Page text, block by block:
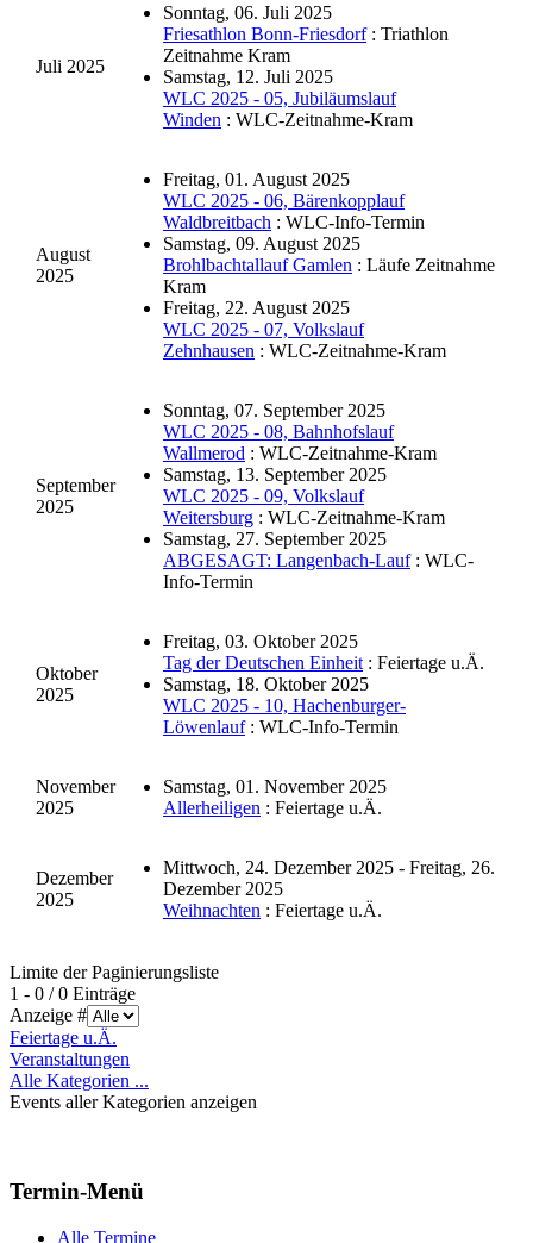
Juli 2025
Sonntag, 06. Juli 2025
Friesathlon Bonn-Friesdorf: Triathlon
Zeitnahme Kram
Samstag, 12. Juli 2025
WLC 2025 - 05, Jubiläumslauf
Winden : WLC-Zeitnahme-Kram
August
2025
Freitag, 01. August 2025
WLC 2025 - 06, Bärenkopplauf
Waldbreitbach : WLC-Info-Termin
Samstag, 09. August 2025
Brohlbachtallauf Gamlen : Läufe Zeitnahme
Kram
Freitag, 22. August 2025
WLC 2025 - 07, Volkslauf
Zehnhausen : WLC-Zeitnahme-Kram
September
2025
Sonntag, 07. September 2025
WLC 2025 - 08, Bahnhofslauf
Wallmerod : WLC-Zeitnahme-Kram
Samstag, 13. September 2025
WLC 2025 - 09, Volkslauf
Weitersburg : WLC-Zeitnahme-Kram
Samstag, 27. September 2025
ABGESAGT: Langenbach-Lauf: WLC-
Info-Termin
Oktober
2025
Freitag, 03. Oktober 2025
Tag der Deutschen Einheit : Feiertage u.Ä.
Samstag, 18. Oktober 2025
WLC 2025 - 10, Hachenburger-
Löwenlauf: WLC-Info-Termin
November
2025
Samstag, 01. November 2025
Allerheiligen : Feiertage u.Ä.
Dezember
2025
Mittwoch, 24. Dezember 2025 - Freitag, 26.
Dezember 2025
Weihnachten : Feiertage u.Ä.
Limite der Paginierungsliste
1 - 0 / 0 Einträge
Anzeige #
Feiertage u.Ä.
Veranstaltungen
Alle Kategorien ...
Events aller Kategorien anzeigen
Termin-Menü
Alle Termine